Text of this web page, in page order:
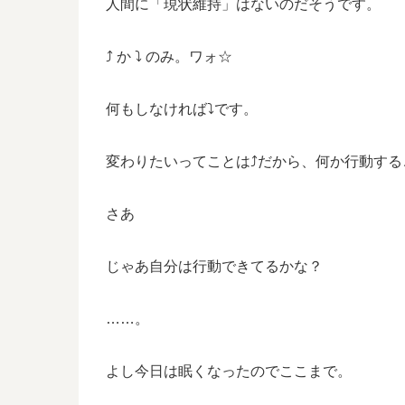
人間に「現状維持」はないのだそうです。
⤴️ か ⤵️ のみ。ワォ☆
何もしなければ⤵️です。
変わりたいってことは⤴️だから、何か行動す
さあ
じゃあ自分は行動できてるかな？
……。
よし今日は眠くなったのでここまで。